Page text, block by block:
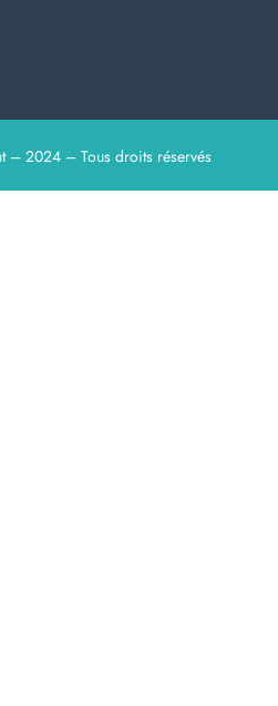
– 2024 – Tous droits réservés